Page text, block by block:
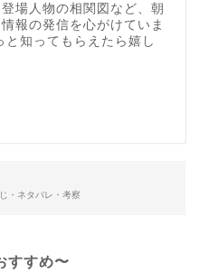
場人物の相関図など、朝
報の発信を心がけていま
知ってもらえたら嬉し
・ネタバレ・考察
すすめ〜